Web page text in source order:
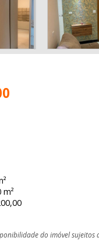
do imóvel sujeitos